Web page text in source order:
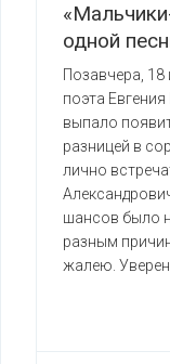
одной
Позавчера,
поэта
выпало
разницей в
лично
шансов было
разным
жалею.